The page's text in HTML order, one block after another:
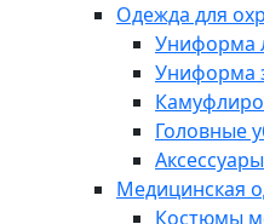
Одежда для
Униформа
Униформа
Головные
Аксессуары
Медицинская
Костюмы